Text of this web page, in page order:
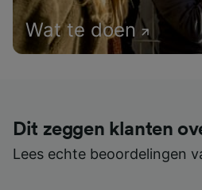
Wat te doen
Dit zeggen klanten
Lees echte beoordelingen